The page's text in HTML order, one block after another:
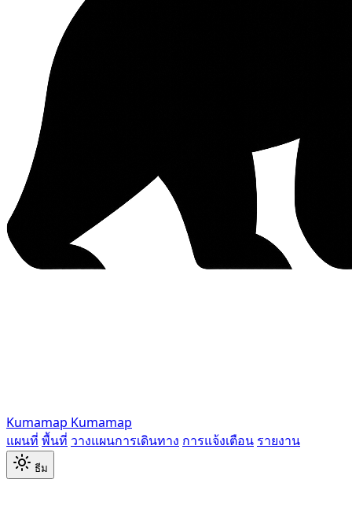
Kumamap Kumamap
แผนที่ พื้นที่ วางแผนการเดินทาง การแจ้งเตือน รายงาน
ธีม